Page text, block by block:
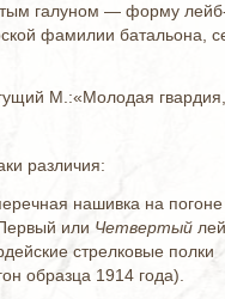
галуном — форму
фамилии батальона,
М.:«Молодая
различия:
нашивка на
или Четвертый
стрелковые полки
образца 1914 года).